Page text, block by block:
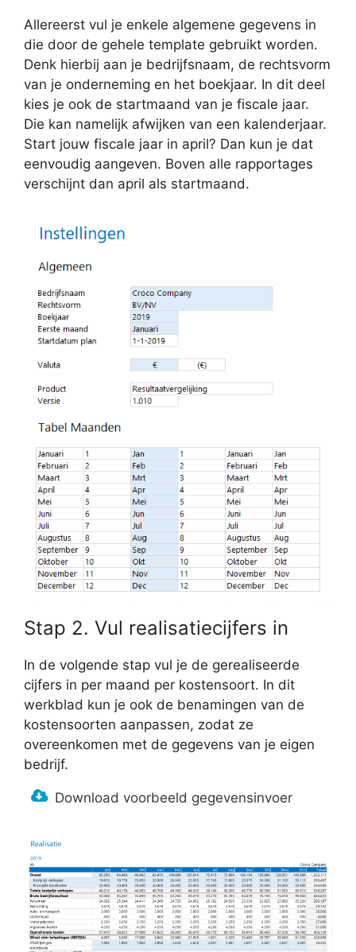
Allereerst vul je enkele algemene gegevens in
die door de gehele template gebruikt worden.
Denk hierbij aan je bedrijfsnaam, de rechtsvorm
van je onderneming en het boekjaar. In dit deel
kies je ook de startmaand van je fiscale jaar.
Die kan namelijk afwijken van een kalenderjaar.
Start jouw fiscale jaar in april? Dan kun je dat
eenvoudig aangeven. Boven alle rapportages
verschijnt dan april als startmaand.
Stap 2. Vul realisatiecijfers in
In de volgende stap vul je de gerealiseerde
cijfers in per maand per kostensoort. In dit
werkblad kun je ook de benamingen van de
kostensoorten aanpassen, zodat ze
overeenkomen met de gegevens van je eigen
bedrijf.
Download voorbeeld gegevensinvoer